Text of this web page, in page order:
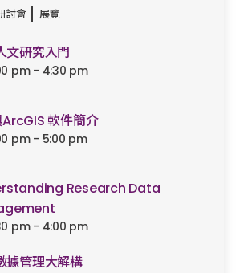
討會 展覽
文研究入門
pm - 4:30 pm
ArcGIS 軟件簡介
pm - 5:00 pm
Research Data
pm - 4:00 pm
據管理大解構